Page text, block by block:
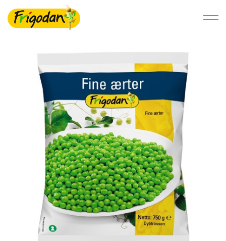
Foodservice
Bæredygtighed
Om Ardo NV
Ardo.com
KONTAKT OS